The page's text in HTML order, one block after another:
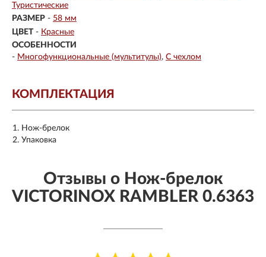
Туристические
РАЗМЕР - 58 мм
ЦВЕТ - Красные
ОСОБЕННОСТИ
- Многофункциональные (мультитулы) С чехлом
КОМПЛЕКТАЦИЯ
Нож-брелок
Упаковка
Отзывы о Нож-брелок
VICTORINOX RAMBLER 0.6363